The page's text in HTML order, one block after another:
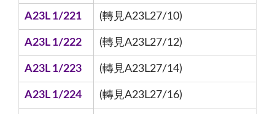
A23L 1/221 (轉見A23L27/10)
A23L 1/222 (轉見A23L27/12)
A23L 1/223 (轉見A23L27/14)
A23L 1/224 (轉見A23L27/16)